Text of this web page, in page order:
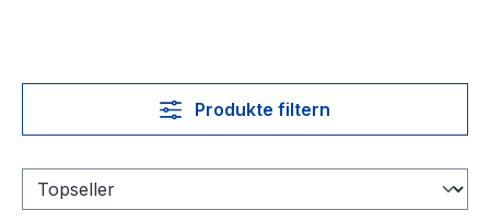
Produkte filtern